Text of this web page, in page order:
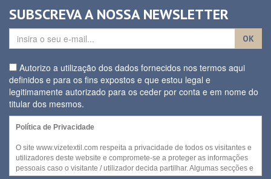
SUBSCREVA A NOSSA NEWSLETTER
OK
Autorizo a utilização dos dados fornecidos nos termos aqui
definidos e para os fins expostos e que estou legal e
legitimamente autorizado para os ceder por conta e em nome do
titular dos mesmos.
Política de Privacidade
O site www.vizetextil.com respeita a privacidade de todos os visitantes e
utilizadores deste website e compromete-se a proteger as informações
pessoais caso o visitante / utilizador decida partilhar. Algumas secções e